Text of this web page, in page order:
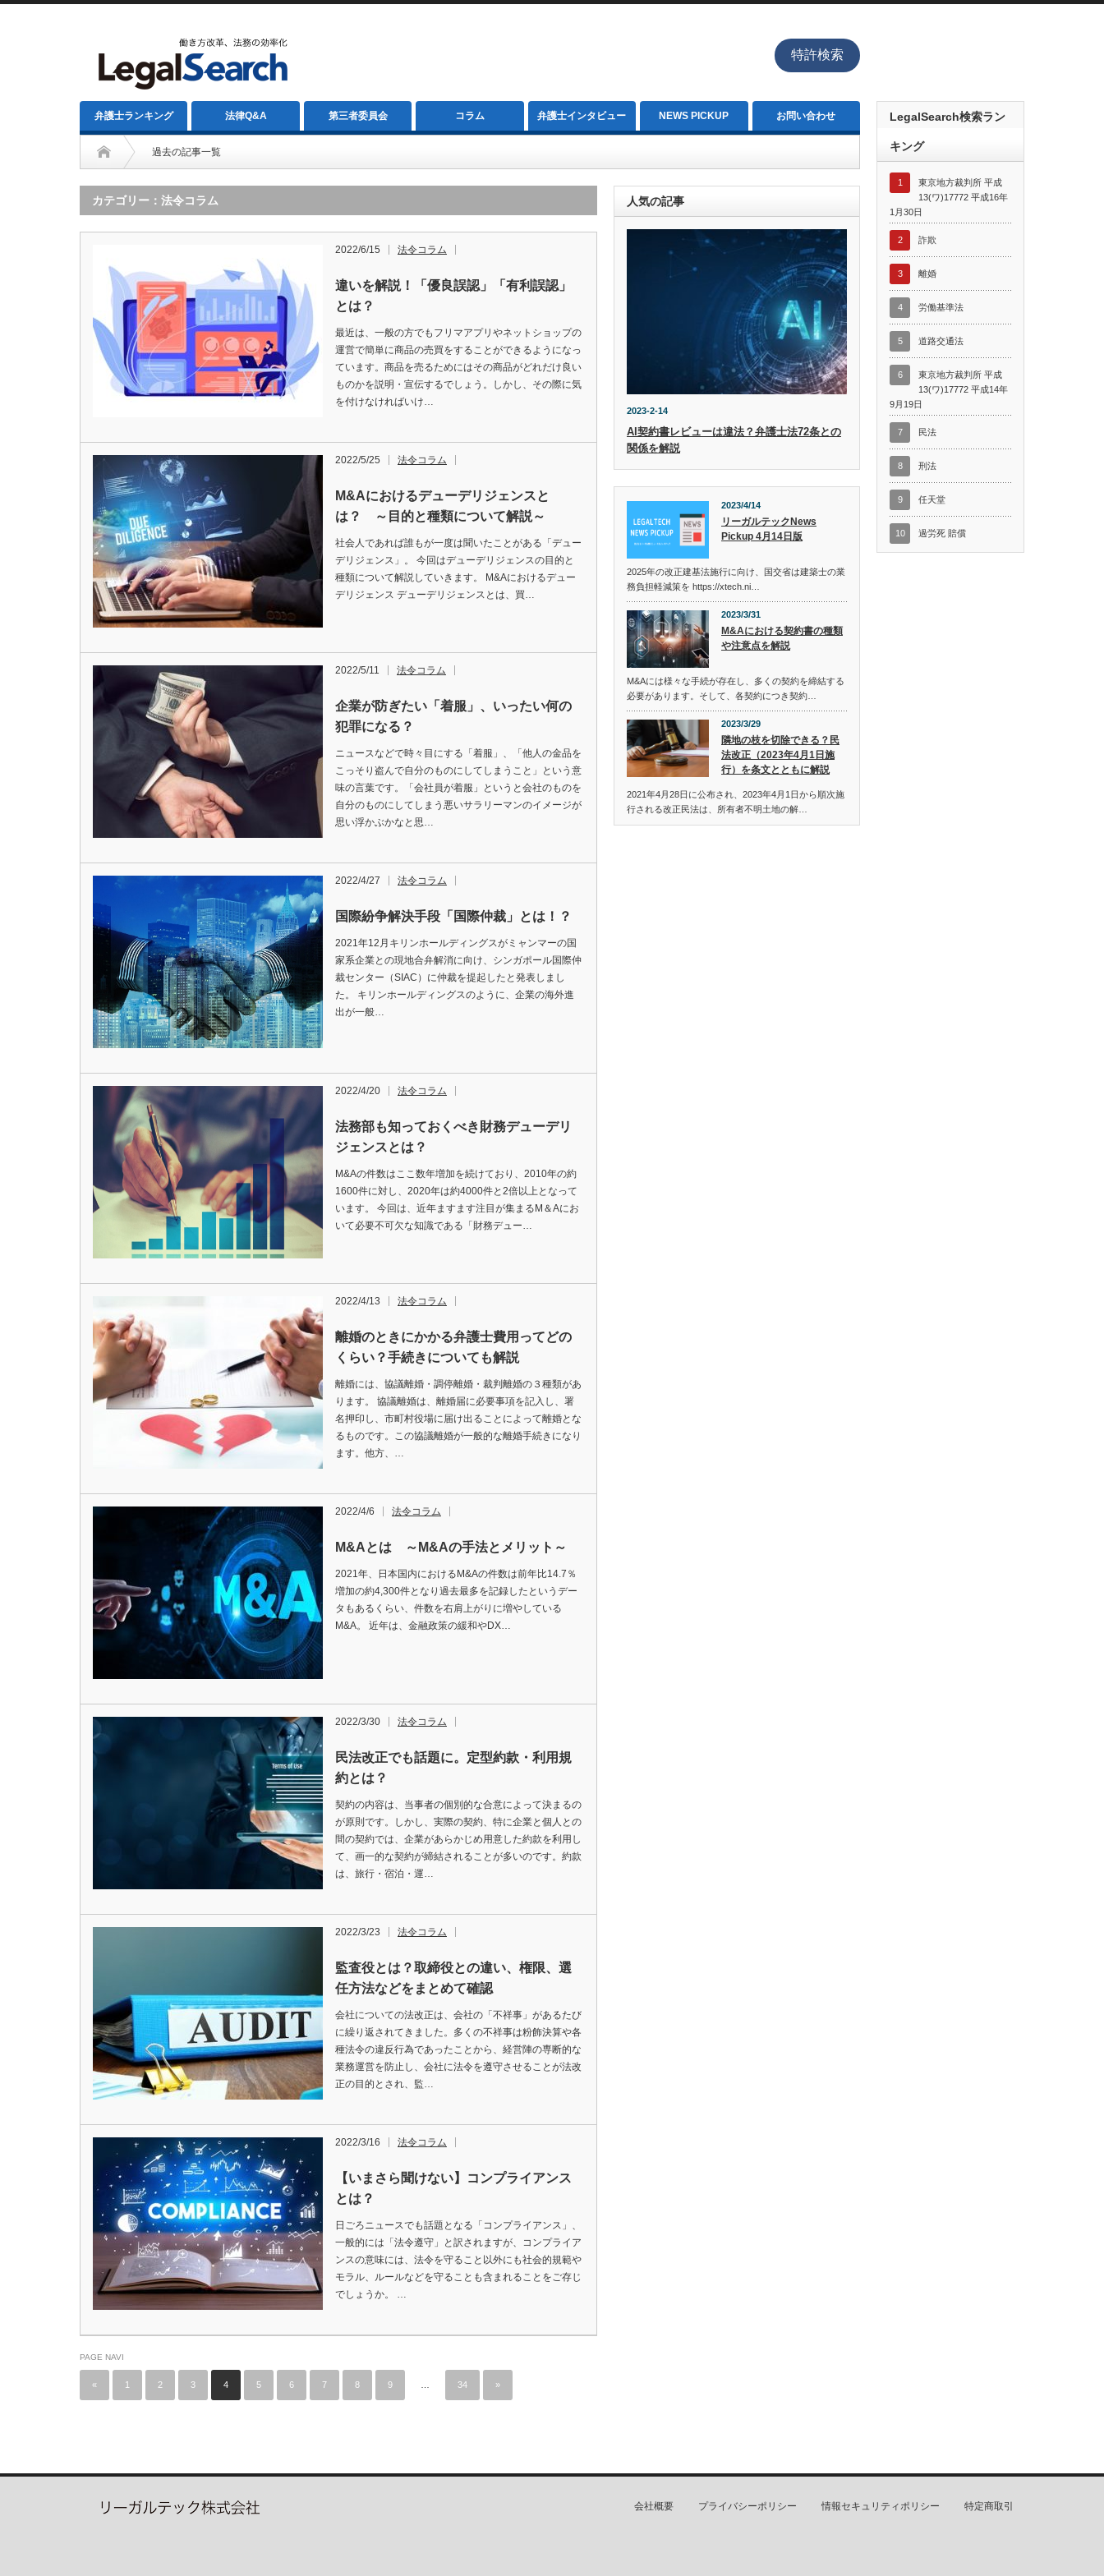
特許検索
弁護士ランキング 法律Q&A 第三者委員会 コラム 弁護士インタビュー NEWS PICKUP お問い合わせ
過去の記事一覧
カテゴリー：法令コラム
2022/6/15 法令コラム
違いを解説！「優良誤認」「有利誤認」
とは？
最近は、一般の方でもフリマアプリやネットショップの
運営で簡単に商品の売買をすることができるようになっ
ています。商品を売るためにはその商品がどれだけ良い
ものかを説明・宣伝するでしょう。しかし、その際に気
を付けなければいけ…
2022/5/25 法令コラム
M&Aにおけるデューデリジェンスと
は？ ～目的と種類について解説～
社会人であれば誰もが一度は聞いたことがある「デュー
デリジェンス」。 今回はデューデリジェンスの目的と
種類について解説していきます。 M&Aにおけるデュー
デリジェンス デューデリジェンスとは、買…
2022/5/11 法令コラム
企業が防ぎたい「着服」、いったい何の
犯罪になる？
ニュースなどで時々目にする「着服」、「他人の金品を
こっそり盗んで自分のものにしてしまうこと」という意
味の言葉です。「会社員が着服」というと会社のものを
自分のものにしてしまう悪いサラリーマンのイメージが
思い浮かぶかなと思…
2022/4/27 法令コラム
国際紛争解決手段「国際仲裁」とは！？
2021年12月キリンホールディングスがミャンマーの国
家系企業との現地合弁解消に向け、シンガポール国際仲
裁センター（SIAC）に仲裁を提起したと発表しまし
た。 キリンホールディングスのように、企業の海外進
出が一般…
2022/4/20 法令コラム
法務部も知っておくべき財務デューデリ
ジェンスとは？
M&Aの件数はここ数年増加を続けており、2010年の約
1600件に対し、2020年は約4000件と2倍以上となって
います。 今回は、近年ますます注目が集まるM＆Aにお
いて必要不可欠な知識である「財務デュー…
2022/4/13 法令コラム
離婚のときにかかる弁護士費用ってどの
くらい？手続きについても解説
離婚には、協議離婚・調停離婚・裁判離婚の３種類があ
ります。 協議離婚は、離婚届に必要事項を記入し、署
名押印し、市町村役場に届け出ることによって離婚とな
るものです。この協議離婚が一般的な離婚手続きになり
ます。他方、…
2022/4/6 法令コラム
M&Aとは ～M&Aの手法とメリット～
2021年、日本国内におけるM&Aの件数は前年比14.7％
増加の約4,300件となり過去最多を記録したというデー
タもあるくらい、件数を右肩上がりに増やしている
M&A。 近年は、金融政策の緩和やDX…
2022/3/30 法令コラム
民法改正でも話題に。定型約款・利用規
約とは？
契約の内容は、当事者の個別的な合意によって決まるの
が原則です。しかし、実際の契約、特に企業と個人との
間の契約では、企業があらかじめ用意した約款を利用し
て、画一的な契約が締結されることが多いのです。約款
は、旅行・宿泊・運…
2022/3/23 法令コラム
監査役とは？取締役との違い、権限、選
任方法などをまとめて確認
会社についての法改正は、会社の「不祥事」があるたび
に繰り返されてきました。多くの不祥事は粉飾決算や各
種法令の違反行為であったことから、経営陣の専断的な
業務運営を防止し、会社に法令を遵守させることが法改
正の目的とされ、監…
2022/3/16 法令コラム
【いまさら聞けない】コンプライアンス
とは？
日ごろニュースでも話題となる「コンプライアンス」、
一般的には「法令遵守」と訳されますが、コンプライア
ンスの意味には、法令を守ること以外にも社会的規範や
モラル、ルールなどを守ることも含まれることをご存じ
でしょうか。 …
PAGE NAVI
« 1 2 3 4 5 6 7 8 9 34 »
人気の記事
2023-2-14
AI契約書レビューは違法？弁護士法72条との
関係を解説
2023/4/14
リーガルテックNews
Pickup 4月14日版
2025年の改正建基法施行に向け、国交省は建築士の業
務負担軽減策を https://xtech.ni…
2023/3/31
M&Aにおける契約書の種類
や注意点を解説
M&Aには様々な手続が存在し、多くの契約を締結する
必要があります。そして、各契約につき契約…
2023/3/29
隣地の枝を切除できる？民
法改正（2023年4月1日施
行）を条文とともに解説
2021年4月28日に公布され、2023年4月1日から順次施
行される改正民法は、所有者不明土地の解…
LegalSearch検索ラン
キング
1
東京地方裁判所 平成
13(ワ)17772 平成16年
1月30日
2 詐欺
3 離婚
4 労働基準法
5 道路交通法
6
東京地方裁判所 平成
13(ワ)17772 平成14年
9月19日
7 民法
8 刑法
9 任天堂
10 過労死 賠償
会社概要 プライバシーポリシー 情報セキュリティポリシー 特定商取引